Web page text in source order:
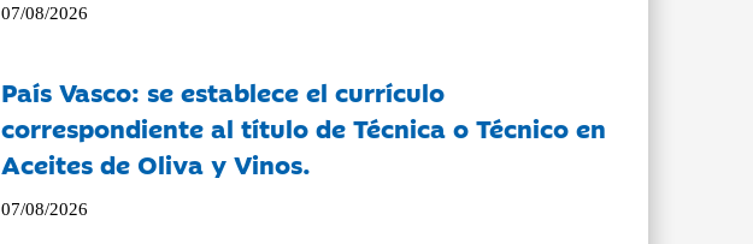
07/08/2026
País Vasco: se establece el currículo
correspondiente al título de Técnica o Técnico en
Aceites de Oliva y Vinos.
07/08/2026